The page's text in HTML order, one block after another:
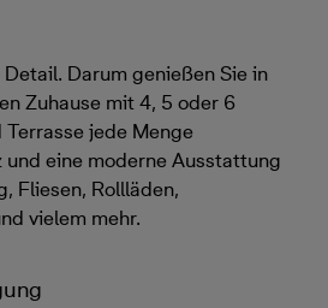
Darum genießen Sie in
Zuhause mit 4, 5 oder 6
jede Menge
eine moderne Ausstattung
Fliesen, Rollläden,
vielem mehr.